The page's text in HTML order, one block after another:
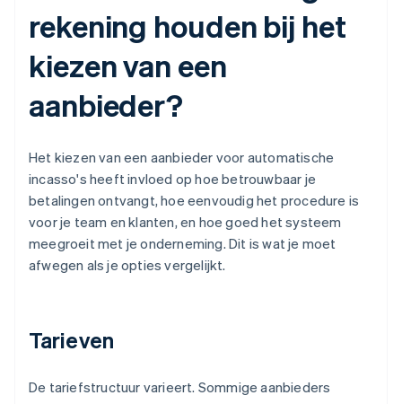
rekening houden bij het
kiezen van een
aanbieder?
Het kiezen van een aanbieder voor automatische
incasso's heeft invloed op hoe betrouwbaar je
betalingen ontvangt, hoe eenvoudig het procedure is
voor je team en klanten, en hoe goed het systeem
meegroeit met je onderneming. Dit is wat je moet
afwegen als je opties vergelijkt.
Tarieven
De tariefstructuur varieert. Sommige aanbieders